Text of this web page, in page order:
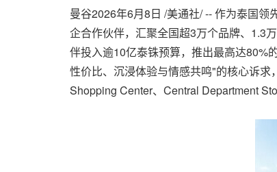
曼谷2026年6月8日 /美通社/ -- 作为泰国领
企合作伙伴，汇聚全国超3万个品牌、1.3
伴投入逾10亿泰铢预算，推出最高达80%
性价比、沉浸体验与情感共鸣"的核心诉
Shopping Center、Central Department